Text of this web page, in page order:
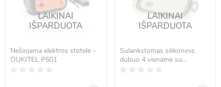
LAIKINAI
IŠPARDUOTA
Nešiojama elektros stotelė -
OUKITEL P501
LAIKINAI
IŠPARDUOTA
Sulankstomas silikoninis
dubuo 4 viename su